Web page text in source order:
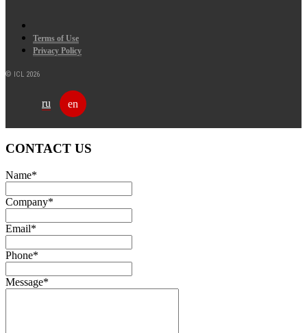
Terms of Use
Privacy Policy
© ICL 2026
ru en
CONTACT US
Name*
Company*
Email*
Phone*
Message*